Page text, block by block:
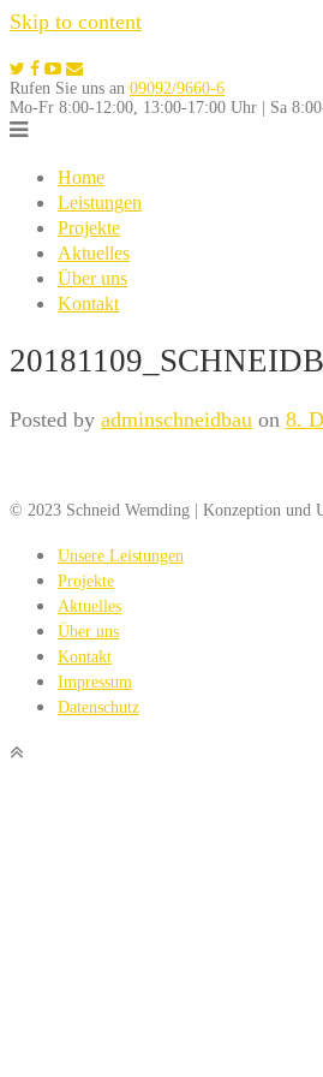
Skip to content
Rufen Sie uns an 09092/9660-6
Mo-Fr 8:00-12:00, 13:00-17:00 Uhr | Sa
Home
Leistungen
Projekte
Aktuelles
Über uns
Kontakt
Posted by adminschneidbau on 8.
© 2023 Schneid Wemding | Konzeption und
Unsere Leistungen
Projekte
Aktuelles
Über uns
Kontakt
Impressum
Datenschutz